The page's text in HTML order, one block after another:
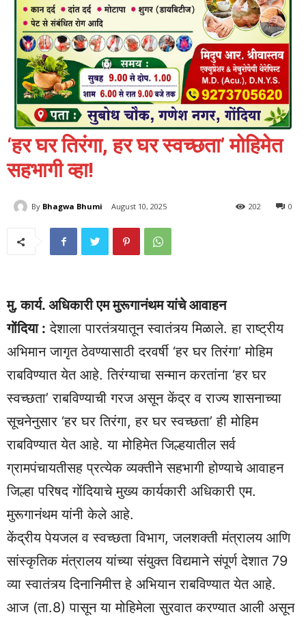
‘हर घर तिरंगा, हर घर स्वच्छता’ मोहिमेत
सहभागी व्हा!
By Bhagwa Bhumi August 10, 2025 0
202
मु. कार्य. अधिकारी एम मुरूगानंथम यांचे आवाहन
गोंदिया : देशाला पारतंत्र्यातून स्वातंत्र्य मिळाले. हा राष्ट्रीय
अभिमान जागृत ठेवण्यासाठी दरवर्षी ‘हर घर तिरंगा’ मोहिम
राबविण्यात येत आहे. तिरंग्याचा सन्मान करतांना ‘हर घर
स्वच्छता’ राबविण्याची गरज असून केंद्र व राज्य शासनाच्या
सूचनेनुसार ‘हर घर तिरंगा, हर घर स्वच्छता’ ही मोहिम
राबविण्यात येत आहे. या मोहिमेत जिल्हयातील सर्व
ग्रामपंचायतीसह प्रत्येक व्यक्तीने सहभागी होण्याचे आवाहन
जिल्हा परिषद गोंदियाचे मुख्य कार्यकारी अधिकारी एम.
मुरूगानंथम यांनी केले आहे.
केंद्रीय पेयजल व स्वच्छता विभाग, जलशक्ती मंत्रालय आणि
सांस्कृतिक मंत्रालय यांच्या संयुक्त विद्यमाने संपूर्ण देशात 79
व्या स्वातंत्र्य दिनानिमीत्त हे अभियान राबविण्यात येत आहे.
आज (ता.8) पासून या मोहिमेला सुरवात करण्यात आली असून